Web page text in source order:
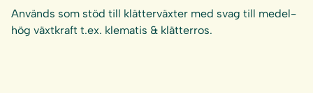
Används som stöd till klätterväxter med svag till medel-
hög växtkraft t.ex. klematis & klätterros.